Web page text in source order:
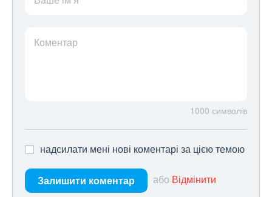
Коментар
1000 символів
надсилати мені нові коментарі за цією темою
Залишити коментар або Відмінити